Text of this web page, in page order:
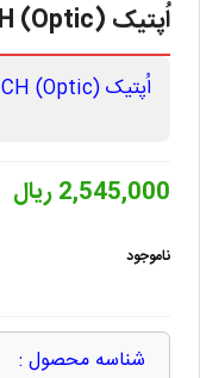
اُپتیک (Optic) KSS-213F CH
اُپتیک (Optic) KSS-213F CH
2,545,000 ریال
ناموجود
شناسه محصول :